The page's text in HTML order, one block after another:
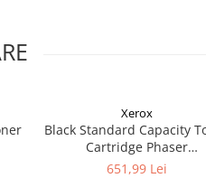
Xerox
Black Standard Capacity
Cartridge Phaser
6510/WorkCentre 6515
651,99 Lei